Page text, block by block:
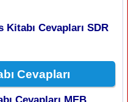
Kitabı Cevapları SDR
Cevapları